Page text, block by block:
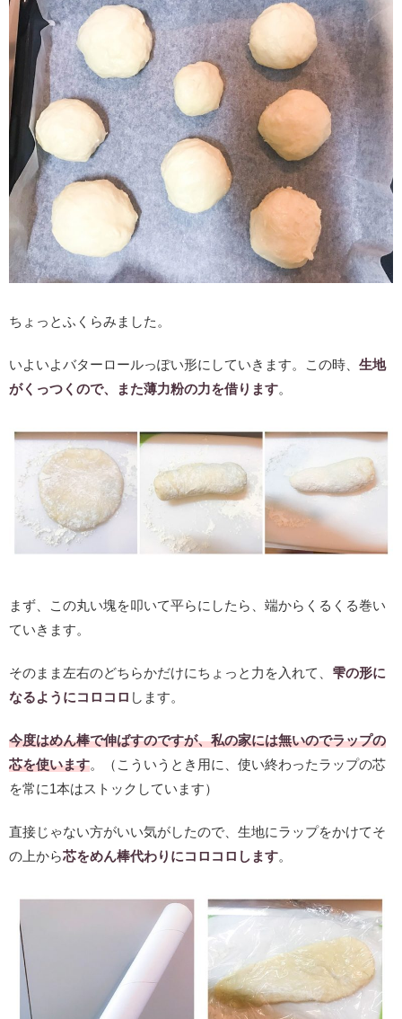
ちょっとふくらみました。
いよいよバターロールっぽい形にしていきます。この時、 生地
がくっつくので、また薄力粉の力を借ります。
まず、この丸い塊を叩いて平らにしたら、端からくるくる巻い
ていきます。
そのまま左右のどちらかだけにちょっと力を入れて、 雫の形に
なるようにコロコロ します。
今度はめん棒で伸ばすのですが、私の家には無いのでラップの
芯を使います。（こういうとき用に、使い終わったラップの芯
を常に1本はストックしています）
直接じゃない方がいい気がしたので、生地にラップをかけてそ
の上から芯をめん棒代わりにコロコロします。